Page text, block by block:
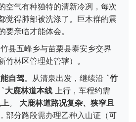
空气有种独特的清新冷冽，每次
觉得肺部被洗涤了。巨木群的震
要亲临才能体会。
县五峰乡与苗栗县泰安乡交界
竹林区管理处管辖）。
自驾。从清泉出发，继续沿 `竹
`大鹿林道本线 上行，车程约需
。 大鹿林道路况复杂、狭窄且
，部分路段需办理乙种入山证（可